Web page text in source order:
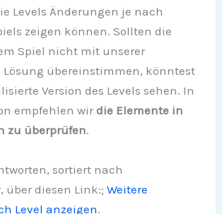
Levels Änderungen je nach
zeigen können. Sollten die
Spiel nicht mit unserer
Lösung übereinstimmen, könntest
Version des Levels sehen. In
empfehlen wirdie Elemente in
zu überprüfen.
sortiert nach
über diesen Link:;Weitere
Level anzeigen.